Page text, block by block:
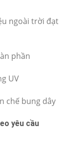
ngoài trời đạt
phần
UV
chế bung dây
yêu cầu